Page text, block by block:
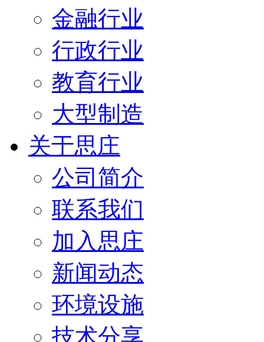
金融行业
行政行业
教育行业
大型制造
关于思庄
公司简介
联系我们
加入思庄
新闻动态
环境设施
技术分享